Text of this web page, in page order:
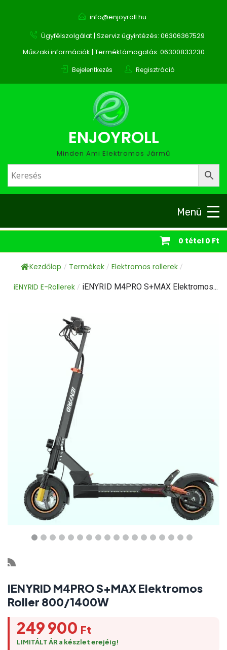
info@enjoyroll.hu
Ügyfélszolgálat | Szerviz ügyintézés: 06306367529
Műszaki információk | Terméktámogatás: 06300833230
Bejelentkezés Regisztráció
ENJOYROLL
Minden Ami Elektromos Jármű
Menü
0 tétel 0 Ft
Kezdőlap / Termékek / Elektromos rollerek /
iENYRID E-Rollerek / iENYRID M4PRO S+MAX Elektromos...
IENYRID M4PRO S+MAX Elektromos
Roller 800/1400W
249 900 Ft
LIMITÁLT ÁR a készlet erejéig!